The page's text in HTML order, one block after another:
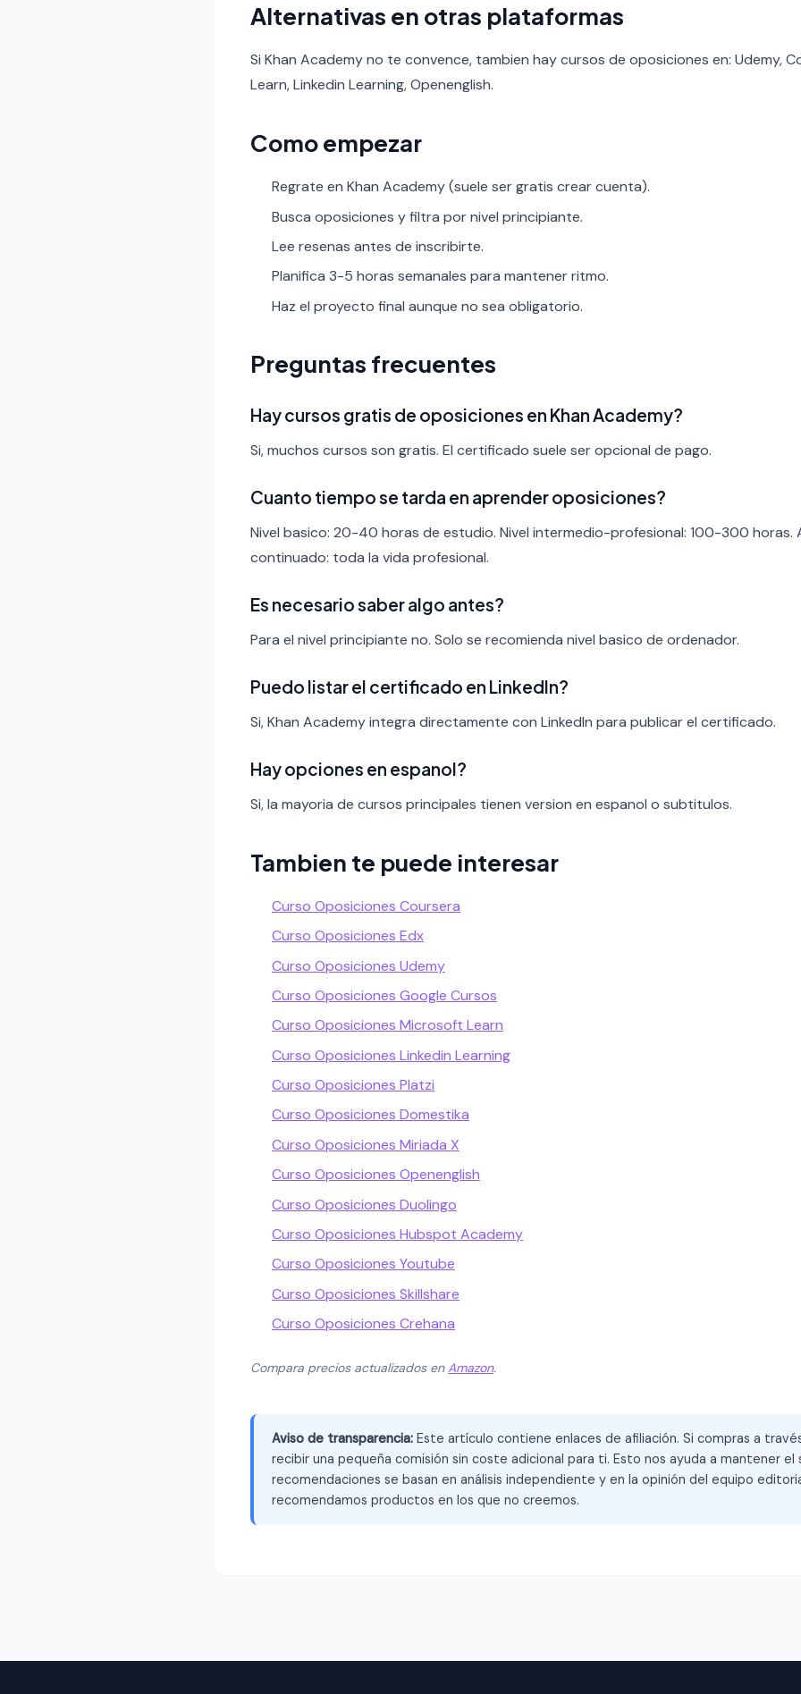
Alternativas en otras plataformas
Si Khan Academy no te convence, tambien hay cursos de oposiciones en: Udemy,
Learn, Linkedin Learning, Openenglish.
Como empezar
Regrate en Khan Academy (suele ser gratis crear cuenta).
Busca oposiciones y filtra por nivel principiante.
Lee resenas antes de inscribirte.
Planifica 3-5 horas semanales para mantener ritmo.
Haz el proyecto final aunque no sea obligatorio.
Preguntas frecuentes
Hay cursos gratis de oposiciones en Khan Academy?
Si, muchos cursos son gratis. El certificado suele ser opcional de pago.
Cuanto tiempo se tarda en aprender oposiciones?
Nivel basico: 20-40 horas de estudio. Nivel intermedio-profesional: 100-300 horas.
continuado: toda la vida profesional.
Es necesario saber algo antes?
Para el nivel principiante no. Solo se recomienda nivel basico de ordenador.
Puedo listar el certificado en LinkedIn?
Si, Khan Academy integra directamente con LinkedIn para publicar el certificado.
Hay opciones en espanol?
Si, la mayoria de cursos principales tienen version en espanol o subtitulos.
Tambien te puede interesar
Curso Oposiciones Coursera
Curso Oposiciones Edx
Curso Oposiciones Udemy
Curso Oposiciones Google Cursos
Curso Oposiciones Microsoft Learn
Curso Oposiciones Linkedin Learning
Curso Oposiciones Platzi
Curso Oposiciones Domestika
Curso Oposiciones Miriada X
Curso Oposiciones Openenglish
Curso Oposiciones Duolingo
Curso Oposiciones Hubspot Academy
Curso Oposiciones Youtube
Curso Oposiciones Skillshare
Curso Oposiciones Crehana
Compara precios actualizados enAmazon.
Aviso de transparencia: Este artículo contiene enlaces de afiliación. Si compras a
recibir una pequeña comisión sin coste adicional para ti. Esto nos ayuda a mantener el
recomendaciones se basan en análisis independiente y en la opinión del equipo
recomendamos productos en los que no creemos.